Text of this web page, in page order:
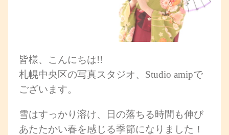
皆様、こんにちは!!
札幌中央区の写真スタジオ、Studio amipで
ございます。
雪はすっかり溶け、日の落ちる時間も伸び
あたたかい春を感じる季節になりました！